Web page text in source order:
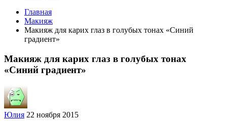
Главная
Макияж
Макияж для карих глаз в голубых тонах «Синий
градиент»
Макияж для карих глаз в голубых тонах
«Синий градиент»
Юлия 22 ноября 2015